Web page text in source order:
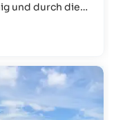
und durch die